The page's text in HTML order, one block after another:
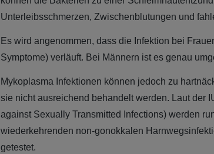
Unterleibsschmerzen, Zwischenblutungen und
Es wird angenommen, dass die Infektion bei
Symptome) verläuft. Bei Männern ist es genau
Mykoplasma Infektionen können jedoch zu
sie nicht ausreichend behandelt werden. Laut der
against Sexually Transmitted Infections) werden
wiederkehrenden non-gonokkalen
getestet.